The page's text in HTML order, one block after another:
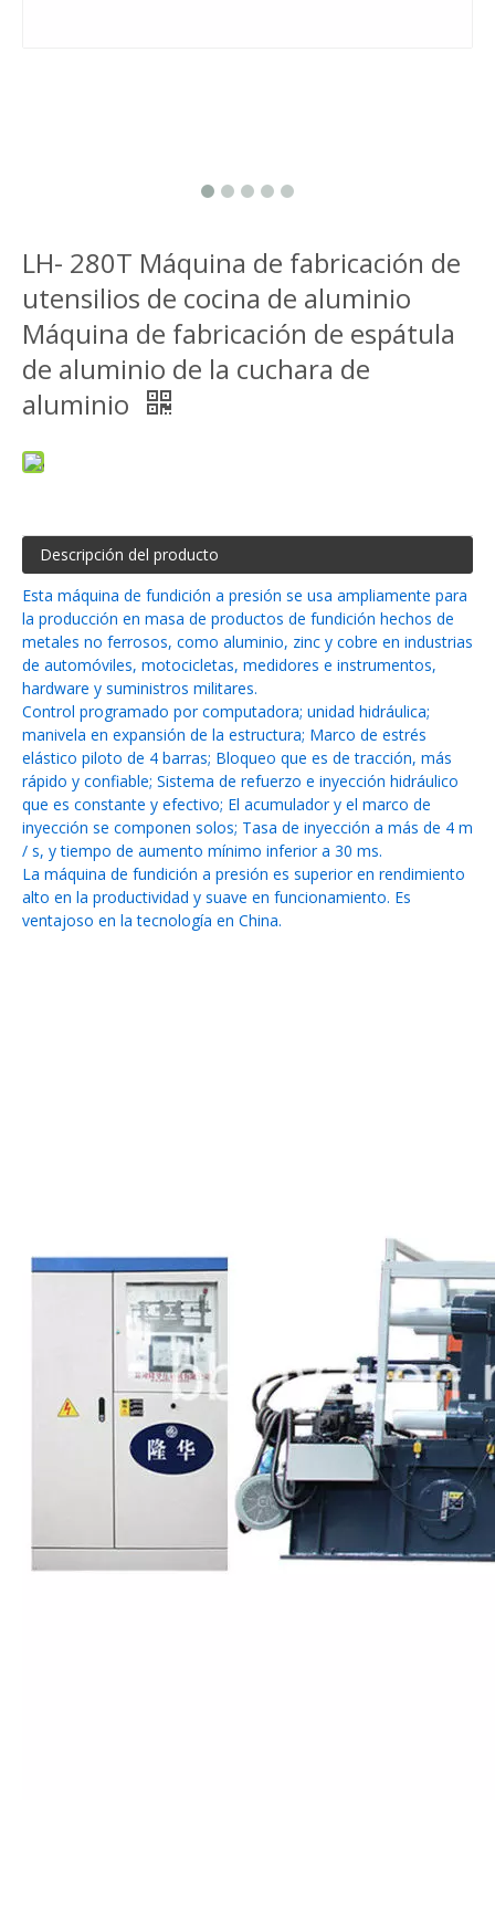
LH- 280T Máquina de fabricación de
utensilios de cocina de aluminio
Máquina de fabricación de espátula
de aluminio de la cuchara de
aluminio
Descripción del producto
Esta máquina de fundición a presión se usa ampliamente para
la producción en masa de productos de fundición hechos de
metales no ferrosos, como aluminio, zinc y cobre en industrias
de automóviles, motocicletas, medidores e instrumentos,
hardware y suministros militares.
Control programado por computadora; unidad hidráulica;
manivela en expansión de la estructura; Marco de estrés
elástico piloto de 4 barras; Bloqueo que es de tracción, más
rápido y confiable; Sistema de refuerzo e inyección hidráulico
que es constante y efectivo; El acumulador y el marco de
inyección se componen solos; Tasa de inyección a más de 4 m
/ s, y tiempo de aumento mínimo inferior a 30 ms.
La máquina de fundición a presión es superior en rendimiento
alto en la productividad y suave en funcionamiento. Es
ventajoso en la tecnología en China.